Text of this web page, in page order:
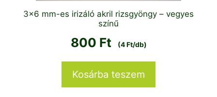
3×6 mm-es irizáló akril rizsgyöngy – vegyes
színű
800 Ft (4 Ft/db)
Kosárba teszem